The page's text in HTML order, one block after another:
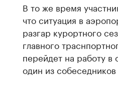
В то же время
что ситуация в
разгар курортного
главного
перейдет на работу
один из собеседников